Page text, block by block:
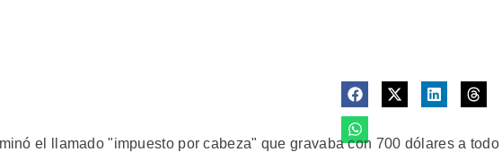
el llamado "impuesto por cabeza" que gravaba con 700 dólares a todo